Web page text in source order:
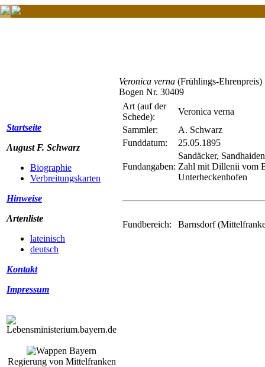
Startseite
August F. Schwarz
Biographie
Verbreitungskarten
Hinweise
Artenliste
lateinisch
deutsch
Kontakt
Impressum
Regierung von Mittelfranken
Veronica verna (Frühlings-Ehrenpreis)
Bogen Nr. 30409
Art (auf der
Schede):
Veronica verna
Sammler:
A. Schwarz
Funddatum:
25.05.1895
Fundangaben:
Sandäcker,
Zahl mit Dillenii vom
Unterheckenhofen
Fundbereich: Barnsdorf